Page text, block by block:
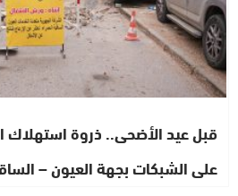
قبل عيد الأضحى.. ذروة استهلاك
على الشبكات بجهة العيون –